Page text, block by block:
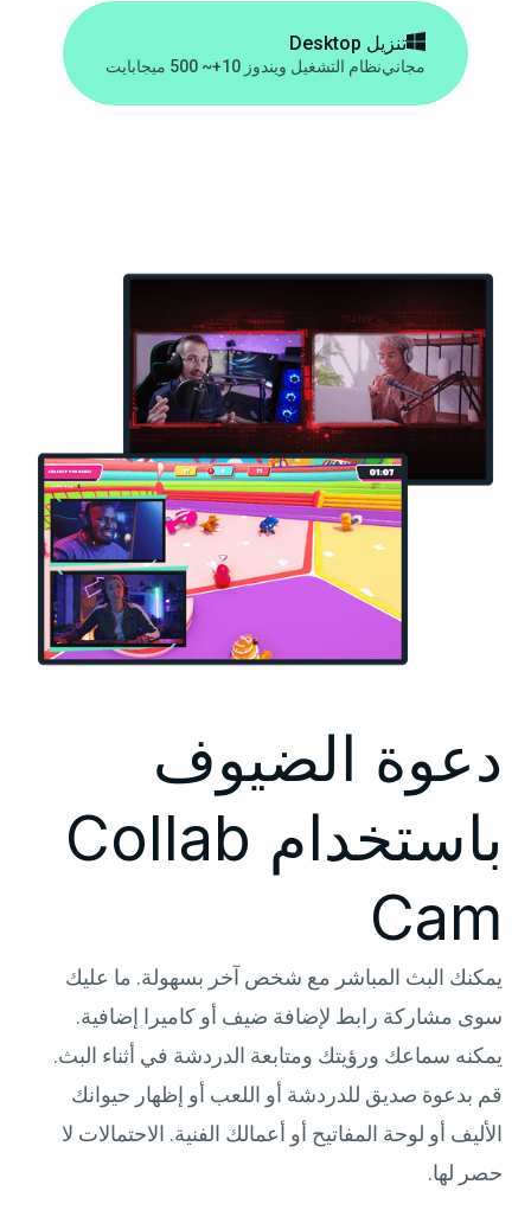
تنزيل Desktop
مجانينظام التشغيل ويندوز 10+ ~ 500 ميجابايت
دعوة الضيوف
باستخدام Collab
Cam
يمكنك البث المباشر مع شخص آخر بسهولة. ما عليك
سوى مشاركة رابط لإضافة ضيف أو كاميرا إضافية.
يمكنه سماعك ورؤيتك ومتابعة الدردشة في أثناء البث.
قم بدعوة صديق للدردشة أو اللعب أو إظهار حيوانك
الأليف أو لوحة المفاتيح أو أعمالك الفنية. الاحتمالات لا
حصر لها.